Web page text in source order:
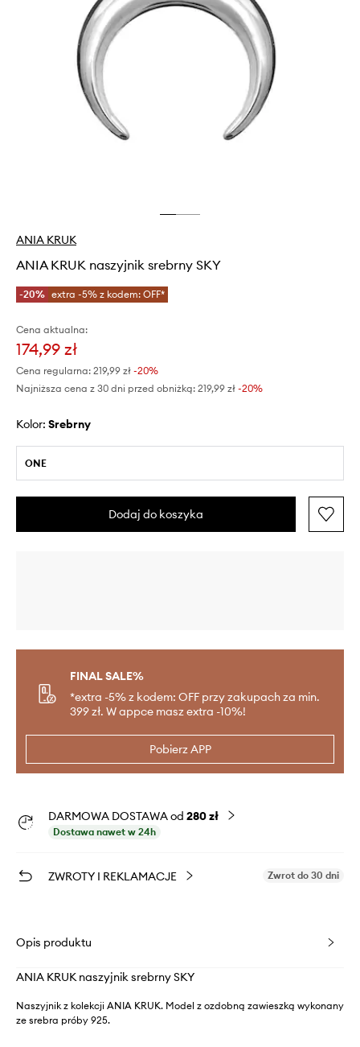
ANIA KRUK
ANIA KRUK naszyjnik srebrny SKY
-20% extra -5% z kodem: OFF*
Cena aktualna:
174,99 zł
Cena regularna: 219,99 zł -20%
Najniższa cena z 30 dni przed obniżką: 219,99 zł -20%
Kolor: srebrny
ONE
Dodaj do koszyka
FINAL SALE%
*extra -5% z kodem: OFF przy zakupach za min.
399 zł. W appce masz extra -10%!
Pobierz APP
DARMOWA DOSTAWA od 280 zł
Dostawa nawet w 24h
ZWROTY I REKLAMACJE Zwrot do 30 dni
Opis produktu
ANIA KRUK naszyjnik srebrny SKY
Naszyjnik z kolekcji ANIA KRUK. Model z ozdobną zawieszką wykonany
ze srebra próby 925.